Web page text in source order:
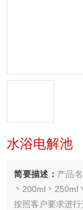
水浴电解池
简要描述： 产品
丶200ml丶250ml
按照客户要求进行